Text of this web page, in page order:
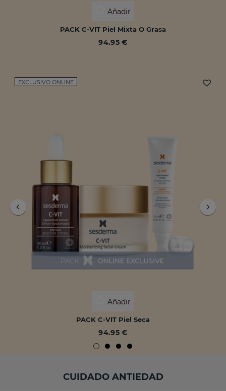
Añadir
PACK C-VIT Piel Mixta O Grasa
94.95 €
EXCLUSIVO ONLINE
Añadir
PACK C-VIT Piel Seca
94.95 €
CUIDADO ANTIEDAD